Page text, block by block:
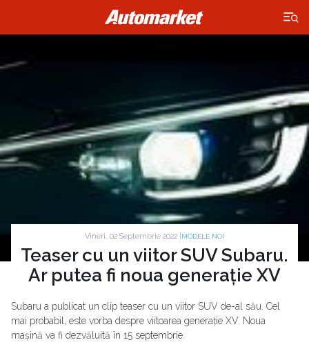
×
Vineri, 02 Septembrie 2022 | MODELE NOI
Teaser cu un viitor SUV Subaru.
Ar putea fi noua generație XV
Subaru a publicat un clip teaser cu un viitor SUV de-al său. Cel
mai probabil, este vorba despre viitoarea generație XV. Noua
mașină va fi dezvăluită în 15 septembrie.